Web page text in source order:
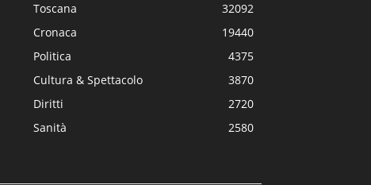
Toscana
32092
Cronaca
19440
Politica
4375
Cultura & Spettacolo
3870
Diritti
2720
Sanità
2580